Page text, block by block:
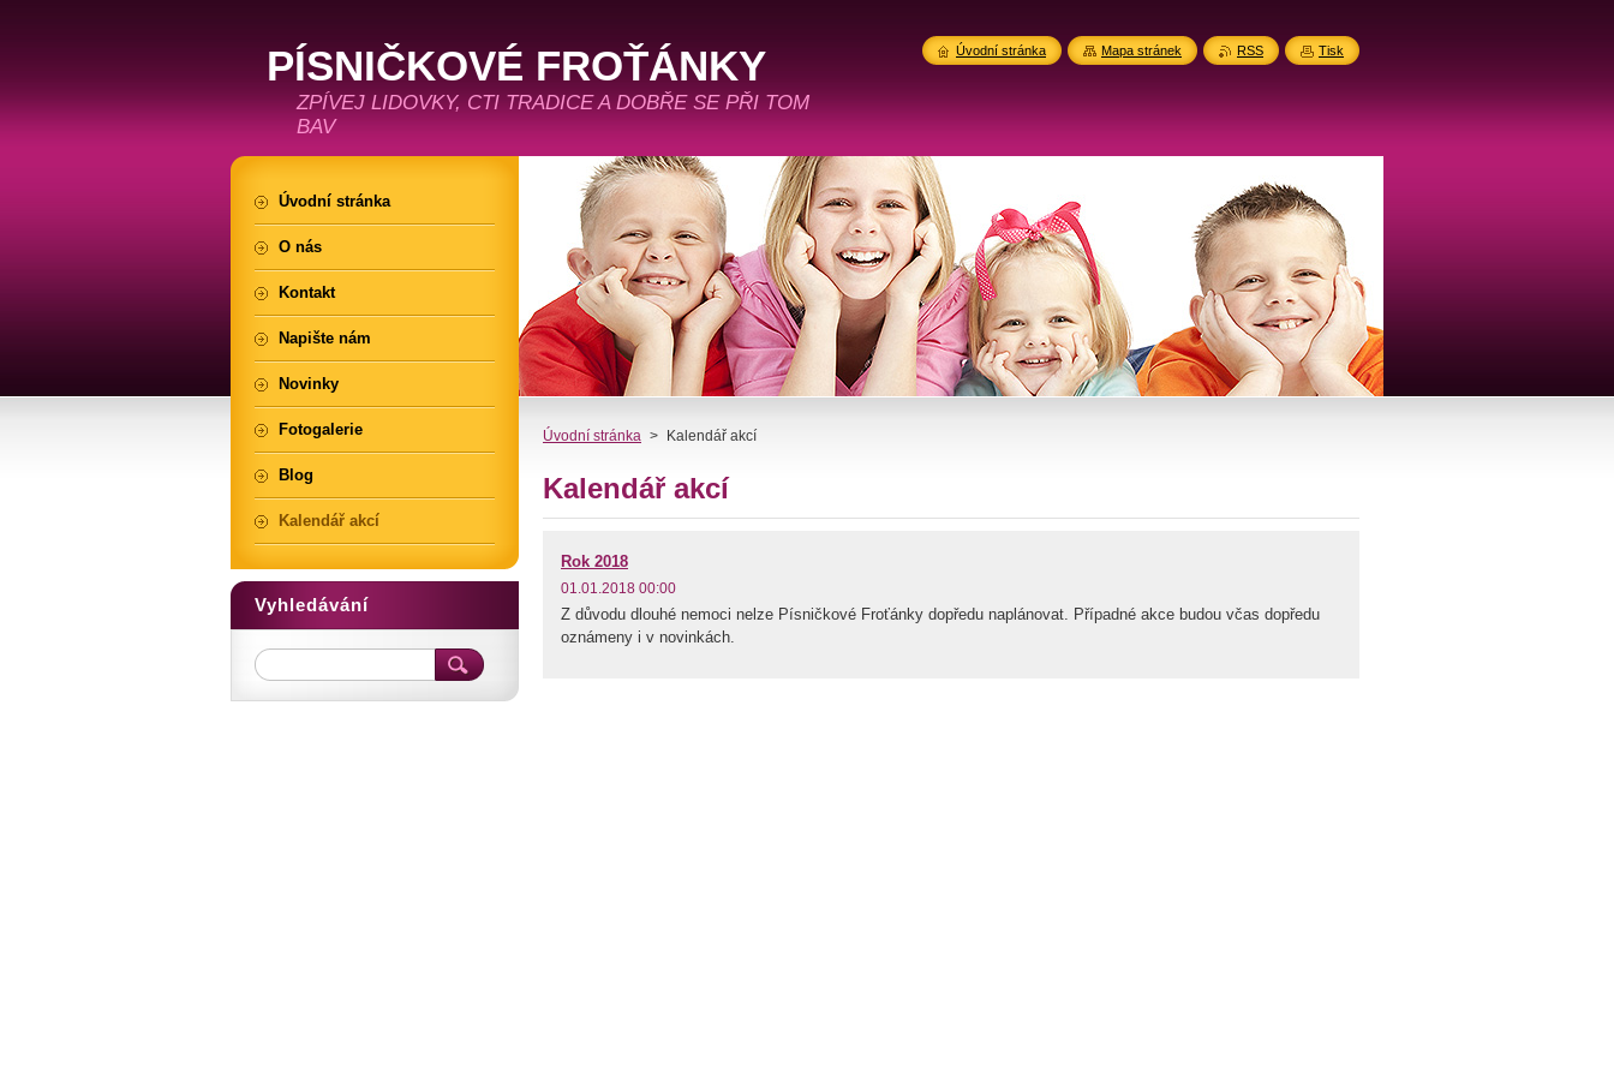
PÍSNIČKOVÉ FROŤÁNKY
ZPÍVEJ LIDOVKY, CTI TRADICE A DOBŘE SE PŘI TOM
BAV
Úvodní stránka > Kalendář akcí
Kalendář akcí
Rok 2018
01.01.2018 00:00
Z důvodu dlouhé nemoci nelze Písničkové Froťánky dopředu naplánovat. Případné akce budou včas dopředu
oznámeny i v novinkách.
Úvodní stránka
O nás
Kontakt
Napište nám
Novinky
Fotogalerie
Blog
Kalendář akcí
Vyhledávání
Úvodní stránka Mapa stránek RSS Tisk